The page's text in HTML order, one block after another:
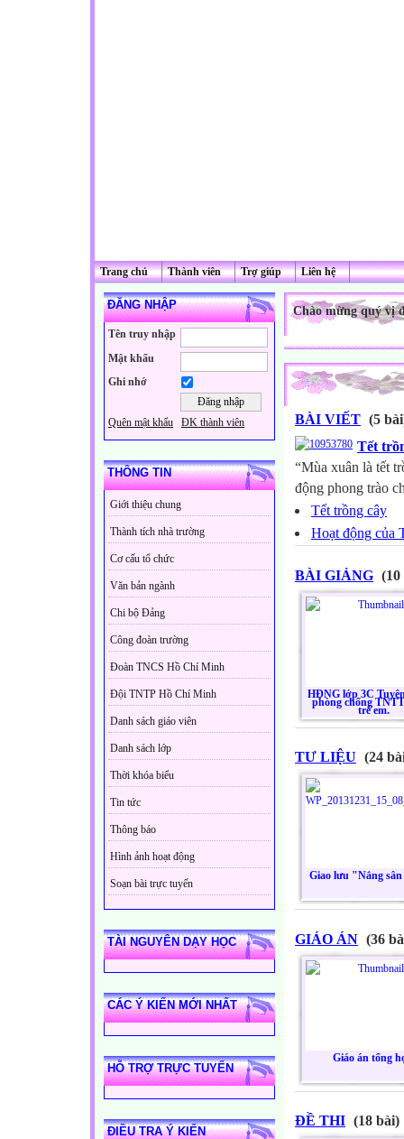
Trang chủ Thành viên Trợ giúp Liên hệ
ĐĂNG NHẬP
Tên truy nhập
Mật khẩu
Ghi nhớ
Quên mật khẩu ĐK thành viên
THÔNG TIN
Giới thiệu chung
Thành tích nhà trường
Cơ cấu tổ chức
Văn bản ngành
Chi bộ Đảng
Công đoàn trường
Đoàn TNCS Hồ Chí Minh
Đội TNTP Hồ Chí Minh
Danh sách giáo viên
Danh sách lớp
Thời khóa biểu
Tin tức
Thông báo
Hình ảnh hoạt động
Soạn bài trực tuyến
TÀI NGUYÊN DẠY HỌC
CÁC Ý KIẾN MỚI NHẤT
HỖ TRỢ TRỰC TUYẾN
ĐIỀU TRA Ý KIẾN
Chào mừng quý vị
BÀI VIẾT (5
Tết
“Mùa xuân là tết
động phong trào
Tết trồng cây
Hoạt động của
BÀI GIẢNG (10
HĐNG lớp 3C
phòng chống
trẻ em.
TƯ LIỆU (24
Giao lưu "Nắng
GIÁO ÁN (36
Giáo án tổng
ĐỀ THI (18 bài)